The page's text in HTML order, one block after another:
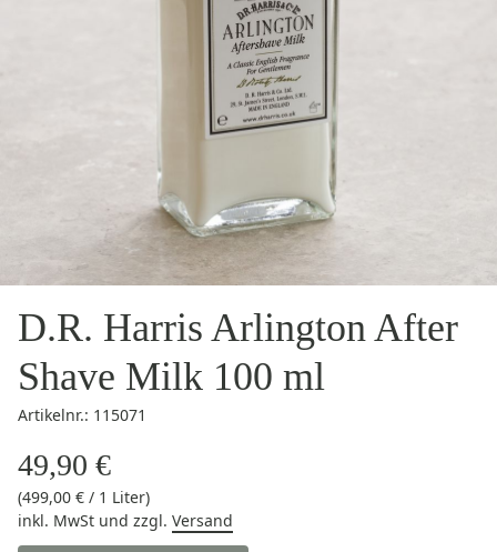
D.R. Harris Arlington After
Shave Milk 100 ml
Artikelnr.: 115071
49,90 €
(499,00 € / 1 Liter)
inkl. MwSt und zzgl. Versand